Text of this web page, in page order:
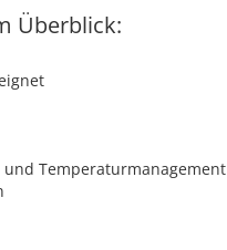
Überblick:
Temperaturmanagement